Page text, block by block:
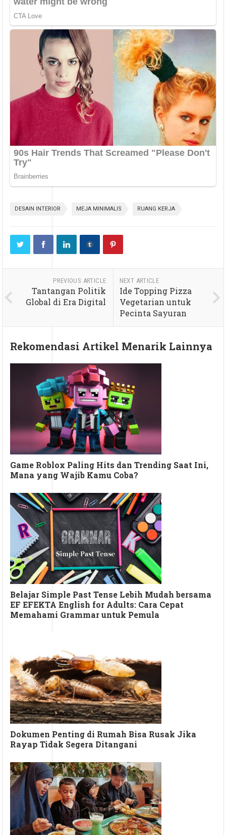
DESAIN INTERIOR MEJA MINIMALIS RUANG KERJA
PREVIOUS ARTICLE
Tantangan Politik
Global di Era Digital
NEXT ARTICLE
Ide Topping Pizza
Vegetarian untuk
Pecinta Sayuran
Rekomendasi Artikel Menarik Lainnya
Game Roblox Paling Hits dan Trending Saat Ini,
Mana yang Wajib Kamu Coba?
Belajar Simple Past Tense Lebih Mudah bersama
EF EFEKTA English for Adults: Cara Cepat
Memahami Grammar untuk Pemula
Dokumen Penting di Rumah Bisa Rusak Jika
Rayap Tidak Segera Ditangani